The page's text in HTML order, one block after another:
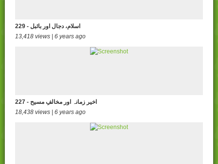
229 - اسلام، دجال اور بائبل
13,418 views | 6 years ago
227 - اخیر زمانہ اور مخالفِ مسیح
18,438 views | 6 years ago